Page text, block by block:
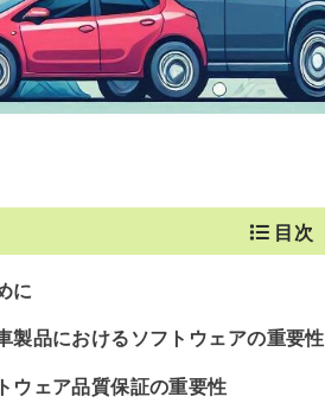
目次
に
製品におけるソフトウェアの重要性
ウェア品質保証の重要性